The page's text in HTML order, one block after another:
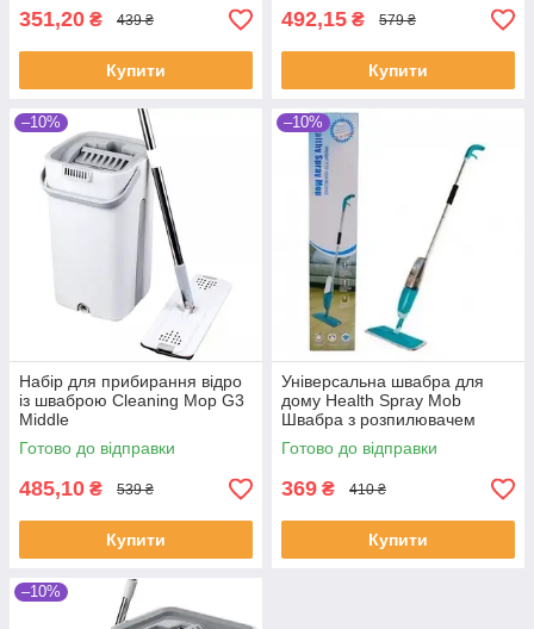
351,20 ₴ 439 ₴
Купити
492,15 ₴ 579 ₴
Купити
–10%
Набір для прибирання відро
із шваброю Cleaning Mop G3
Middle
Готово до відправки
485,10 ₴ 539 ₴
Купити
–10%
Універсальна швабра для
дому Health Spray Mob
Швабра з розпилювачем
найкраща ціна
Готово до відправки
369 ₴ 410 ₴
Купити
–10%